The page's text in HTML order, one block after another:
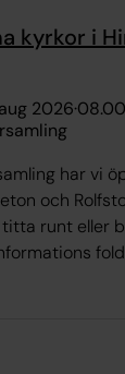
kyrkor i
2026·08.00
har vi
och
runt eller